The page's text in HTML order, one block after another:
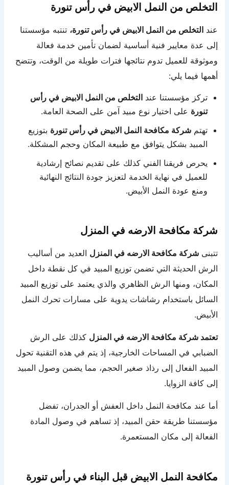
التخلص من النمل الابيض في رأس تنورة
عندالتخلص من النمل الابيض في رأس تنورة، تنتبه مؤسستنا
إلى عدة معايير فنية أساسية لضمان تأمين خدمة فعالة
وموثوقة للعميل تدوم نتائجها فترات طويلة من الوقت، وتتضح
أهمها فيما يلي:
تركز مؤسستنا عندالتخلص من النمل الابيض في رأس
تنورة على اختيار نوع مبيد آمن على الصحة العامة.
تهتمشركة مكافحة النمل الابيض في رأس تنورة بتوزيع
المبيد بشكل يتوافق مع طبيعة المكان وحجم المشكلة.
يحرص فريقنا الفني كذلك على تقديم نصائح إرشادية
للعميل في نهاية الخدمة لتعزيز جودة النتائج النهائية
ومنع عودة النمل الأبيض.
شركة مكافحة الارضه في المنزل
تتبنىشركة مكافحة الارضه في المنزل العديد من أساليب
الرش الحديثة التي تضمن توزيع المبيد في كل نقطة داخل
المكان، ومنها الرش الظاهري والذي يعتمد على توزيع المبيد
السائل باستخدام رشاشات يدوية على مسارات تحرك النمل
الأبيض.
تعتمدشركة مكافحة الارضه في المنزل كذلك على الرش
الضبابي في المساحات الخارجية، إذ يتم في هذه التقنية تحول
المبيد الفعال إلى رذاذ صغير الحجم، مما يضمن وصول المبيد
إلى كافة الزوايا.
أما عند مكافحة النمل داخل العفش أو الجدران، تفضل
مؤسستنا طريقة حقن المبيد، إذ تساهم في وصول المادة
الفعالة إلى مكان المستعمرة.
مكافحة النمل الابيض قبل البناء في رأس تنورة